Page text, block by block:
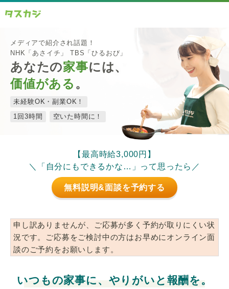
メディアで紹介され話題！
NHK「あさイチ」 TBS「ひるおび」
あなたの家事には、
価値がある 。
未経験OK・副業OK！
1回3時間
空いた時間に！
【最高時給3,000円】
＼「自分にもできるかな…」って思ったら／
無料説明&面談を予約する
申し訳ありませんが、ご応募が多く予約が取りにくい状
況です。ご応募をご検討中の方はお早めにオンライン面
談のご予約をお願いします。
いつもの家事に、やりがいと報酬を。